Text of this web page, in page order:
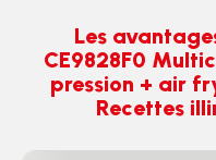
Les
CE9828F0
pression + air
Recettes